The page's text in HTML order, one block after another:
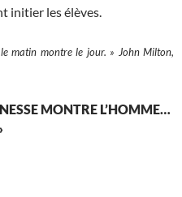
initier les élèves.
matin montre le jour. » John Milton,
MONTRE L’HOMME…